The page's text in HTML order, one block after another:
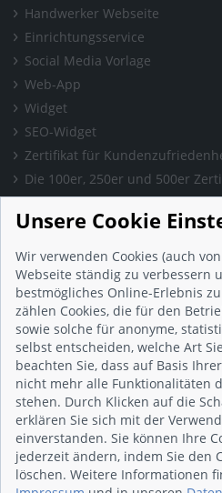
Handwerker Webseite
Einrichtungsservice
Social Media Vorlage
Web-App
Widget
SEO-Widget
Zertifikat für
Die 100er, 250er und 500er
Presse & Wissen
Presse und Informationen
Blog
Häufig gestellte Fragen (FAQ)
Studie:
Initiative gegen Fake-
Kunden Informationen
Beratungsgespräch vereinbaren
Impressum
Datenschutz
AGB
Nutzungsbedingungen
Kontakt
Unsere Cookie
Wir verwenden Cookies (auch
Webseite ständig zu verbessern
bestmögliches Online-Erlebnis
zählen Cookies, die für den
sowie solche für anonyme,
selbst entscheiden, welche Art
beachten Sie, dass auf Basis
nicht mehr alle Funktionalitäten
stehen. Durch Klicken auf die
erklären Sie sich mit der
einverstanden. Sie können Ihre
jederzeit ändern, indem Sie den
löschen. Weitere Informationen